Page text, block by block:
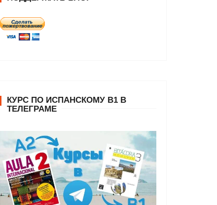
КУРС ПО ИСПАНСКОМУ В1 В
ТЕЛЕГРАМЕ